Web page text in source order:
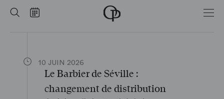
Rechercher
Calendrier Accueil
LES BRÈVES
10 JUIN 2026
Le Barbier de Séville :
changement de distribution